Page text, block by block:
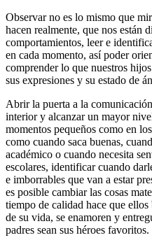
Observar no es lo mismo que
hacen realmente, que nos están
comportamientos, leer e
en cada momento, así poder
comprender lo que nuestros
sus expresiones y su estado de
Abrir la puerta a la
interior y alcanzar un mayor
momentos pequeños como en
como cuando saca buenas,
académico o cuando necesita
escolares, identificar cuando
e imborrables que van a estar
es posible cambiar las cosas
tiempo de calidad hace que
de su vida, se enamoren y
padres sean sus héroes favoritos.